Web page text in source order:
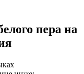
пера на